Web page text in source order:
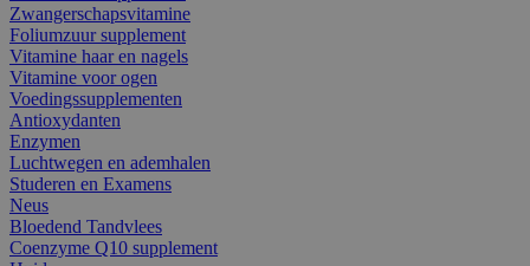
Zwangerschapsvitamine
Foliumzuur supplement
Vitamine haar en nagels
Vitamine voor ogen
Voedingssupplementen
Antioxydanten
Enzymen
Luchtwegen en ademhalen
Studeren en Examens
Neus
Bloedend Tandvlees
Coenzyme Q10 supplement